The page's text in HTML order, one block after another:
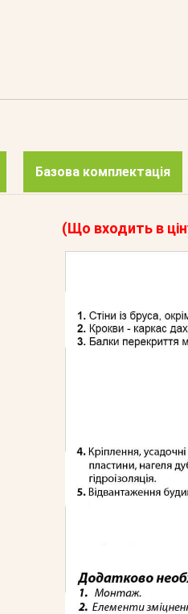
Базова комплектація
(Що входить в